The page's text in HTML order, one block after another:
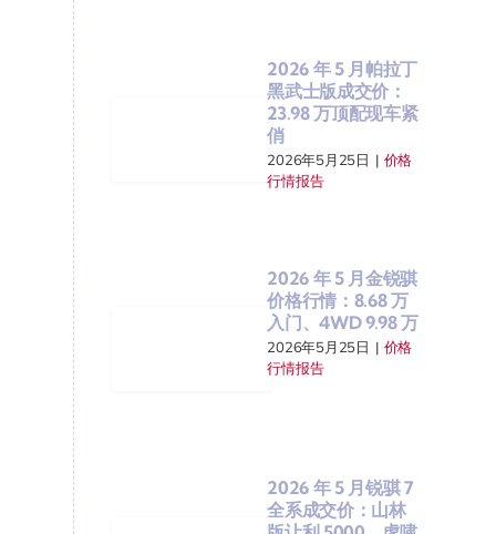
2026 年 5 月帕拉丁
黑武士版成交价：
23.98 万顶配现车紧
俏
2026年5月25日 | 价格
行情报告
2026 年 5 月金锐骐
价格行情：8.68 万
入门、4WD 9.98 万
2026年5月25日 | 价格
行情报告
2026 年 5 月锐骐 7
全系成交价：山林